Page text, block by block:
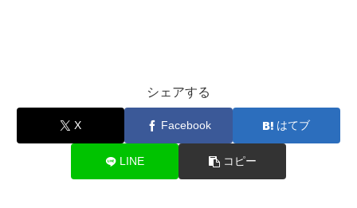
シェアする
X Facebook はてブ
LINE コピー